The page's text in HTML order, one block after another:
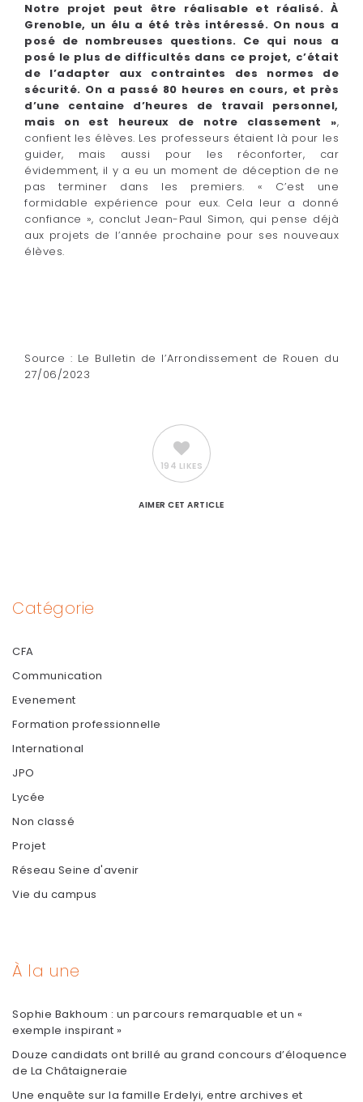
Notre projet peut être réalisable et réalisé. À
Grenoble, un élu a été très intéressé. On nous a
posé de nombreuses questions. Ce qui nous a
posé le plus de difficultés dans ce projet, c’était
de l’adapter aux contraintes des normes de
sécurité. On a passé 80 heures en cours, et près
d’une centaine d’heures de travail personnel,
mais on est heureux de notre classement »,
confient les élèves. Les professeurs étaient là pour les
guider, mais aussi pour les réconforter, car
évidemment, il y a eu un moment de déception de ne
pas terminer dans les premiers. « C’est une
formidable expérience pour eux. Cela leur a donné
confiance », conclut Jean-Paul Simon, qui pense déjà
aux projets de l’année prochaine pour ses nouveaux
élèves.
Source : Le Bulletin de l’Arrondissement de Rouen du
27/06/2023
194 LIKES
AIMER CET ARTICLE
Catégorie
CFA
Communication
Evenement
Formation professionnelle
International
JPO
Lycée
Non classé
Projet
Réseau Seine d'avenir
Vie du campus
À la une
Sophie Bakhoum : un parcours remarquable et un «
exemple inspirant »
Douze candidats ont brillé au grand concours d’éloquence
de La Châtaigneraie
Une enquête sur la famille Erdelyi, entre archives et